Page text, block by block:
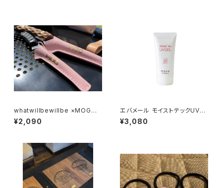
whatwillbewillbe ×MOG F
EDECA CLEVER TONG MINI
レザーケース（ピンク・ブラック）
¥2,090
エバメール モイストテックUVジ
ェル50+ 70ｇ
¥3,080